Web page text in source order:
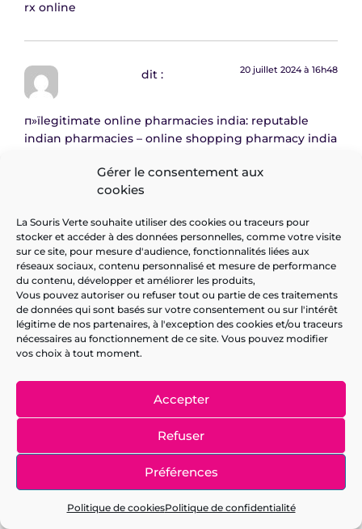
Gérer le consentement aux
cookies
La Souris Verte souhaite utiliser des cookies ou traceurs pour
stocker et accéder à des données personnelles, comme votre visite
sur ce site, pour mesure d'audience, fonctionnalités liées aux
réseaux sociaux, contenu personnalisé et mesure de performance
du contenu, développer et améliorer les produits,
Vous pouvez autoriser ou refuser tout ou partie de ces traitements
de données qui sont basés sur votre consentement ou sur l'intérêt
légitime de nos partenaires, à l'exception des cookies et/ou traceurs
nécessaires au fonctionnement de ce site. Vous pouvez modifier
vos choix à tout moment.
Accepter
Refuser
Préférences
Politique de cookiesPolitique de confidentialité
rx online
dit : 20 juillet 2024 à 16h48
п»їlegitimate online pharmacies india: reputable
indian pharmacies – online shopping pharmacy india
mexican rx online:mexico drug stores pharmacies
mexican pharmacy
EdwardAMBUP dit : 21 juillet 2024 à 1h58
https://indiapharmast.com/#online shopping
dit :
mail order pharmacy india:india online pharmacy